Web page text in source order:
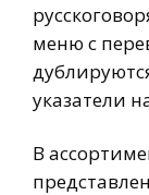
меню с
указатели
В